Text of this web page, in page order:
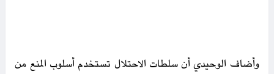
وأضاف الوحيدي أن سلطات الاحتلال تستخدم أسلوب المنع من